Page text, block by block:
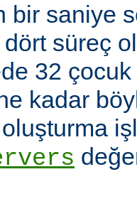
bir saniye
süreç
32
kadar